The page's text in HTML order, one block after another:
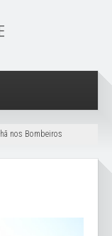
nos Bombeiros